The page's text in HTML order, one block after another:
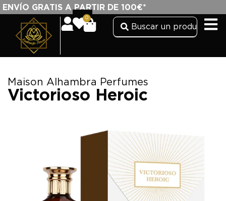
ENVÍO GRATIS A PARTIR DE 100€*
0
Maison Alhambra Perfumes
Victorioso Heroic